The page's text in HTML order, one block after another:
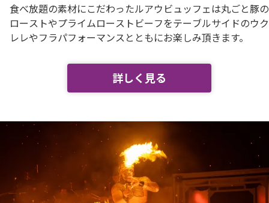
よくあるご質問
日本語
食べ放題の素材にこだわったルアウビュッフェは丸ごと豚の
ローストやプライムローストビーフをテーブルサイドのウク
レレやフラパフォーマンスとともにお楽しみ頂きます。
詳しく見る